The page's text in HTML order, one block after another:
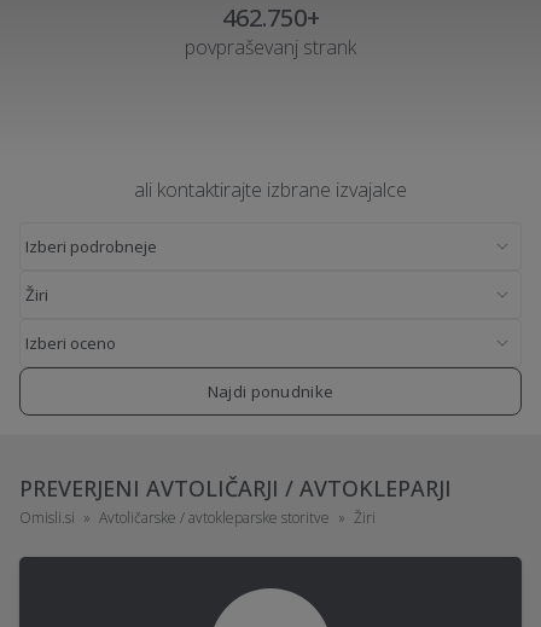
462.750+
povpraševanj strank
ali kontaktirajte izbrane izvajalce
Najdi ponudnike
PREVERJENI AVTOLIČARJI / AVTOKLEPARJI
Omisli.si Avtoličarske / avtokleparske storitve Žiri